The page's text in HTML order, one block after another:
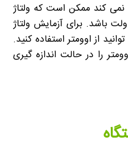
کند ممکن است که ولتاژ
برق ورودی آبسردکن کمتر از ۲۰۰ ولت باشد. برای آزمایش ولتاژ
از اوومتر استفاده کنید.
را در حالت اندازه گیری